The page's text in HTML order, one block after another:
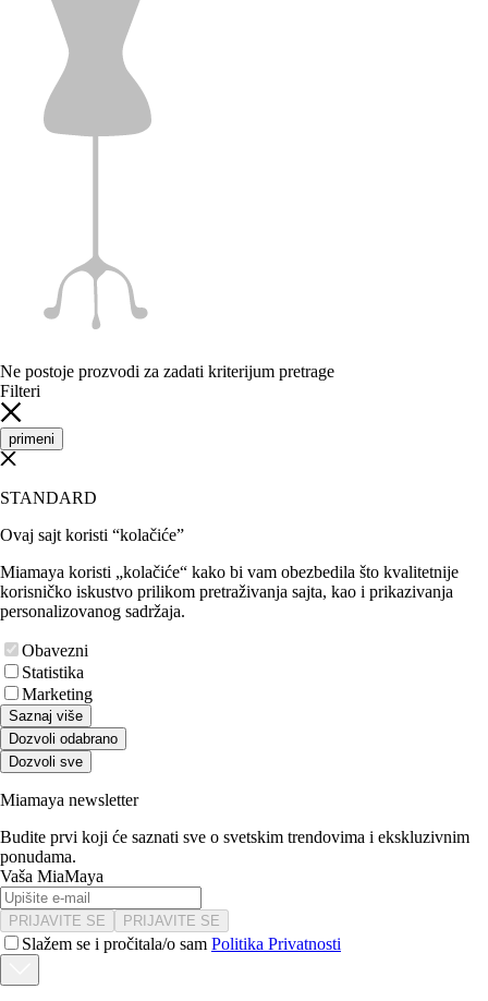
Ne postoje prozvodi za zadati kriterijum pretrage
Filteri
primeni
STANDARD
Ovaj sajt koristi “kolačiće”
Miamaya koristi „kolačiće“ kako bi vam obezbedila što kvalitetnije
korisničko iskustvo prilikom pretraživanja sajta, kao i prikazivanja
personalizovanog sadržaja.
Obavezni
Statistika
Marketing
Saznaj više
Dozvoli odabrano
Dozvoli sve
Miamaya newsletter
Budite prvi koji će saznati sve o svetskim trendovima i ekskluzivnim
ponudama.
Vaša MiaMaya
PRIJAVITE SE PRIJAVITE SE
Slažem se i pročitala/o sam Politika Privatnosti